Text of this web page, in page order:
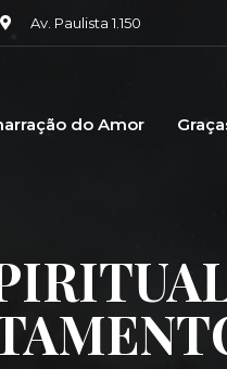
Av. Paulista 1.150
do Amor